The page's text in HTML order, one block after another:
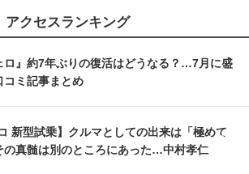
アクセスランキング
ロ』約7年ぶりの復活はどうなる？…7月に盛
コミ記事まとめ
新型試乗】クルマとしての出来は「極めて
の真髄は別のところにあった…中村孝仁